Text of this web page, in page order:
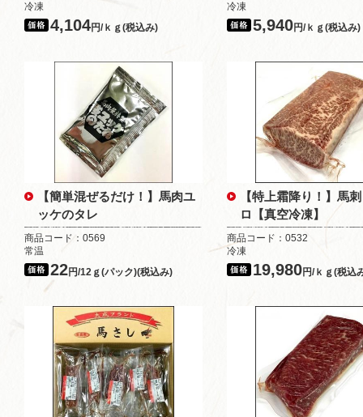
冷凍
4,104円/ｋｇ(税込み)
冷凍
5,940円/ｋｇ(税込み)
【簡単混ぜるだけ！】馬肉ユ
ッケのタレ
商品コード：0569
常温
22円/12ｇ(パック)(税込み)
【特上霜降り！】馬
ロ【真空冷凍】
商品コード：0532
冷凍
19,980円/ｋｇ(税込